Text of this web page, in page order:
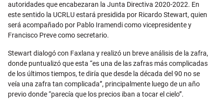
autoridades que encabezaran la Junta Directiva 2020-2022. En
este sentido la UCRLU estará presidida por Ricardo Stewart, quien
será acompañado por Pablo Iramendi como vicepresidente y
Francisco Preve como secretario.
Stewart dialogó con Faxlana y realizó un breve análisis de la zafra,
donde puntualizó que esta “es una de las zafras más complicadas
de los últimos tiempos, te diría que desde la década del 90 no se
veía una zafra tan complicada”, principalmente luego de un año
previo donde “parecía que los precios iban a tocar el cielo”.